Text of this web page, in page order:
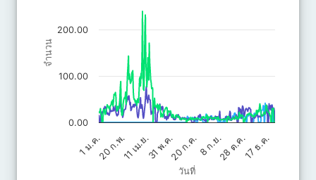
The chart has 1 Y axis displaying จำนวน. Data ranges from 0 to
วันที่
จำนวน
1 ม.ค. 20 ก.ค.
20 ก.พ.11 เม.ย.31 พ.ค. 8 ก.ย.28 ต.ค.17 ธ.ค.
0.00
100.00
200.00